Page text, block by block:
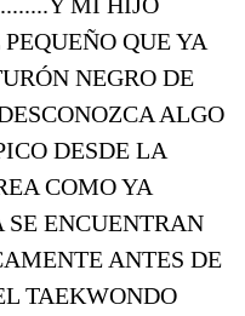
QUE YA
NEGRO DE
ALGO
DESDE LA
COMO YA
SE ENCUENTRAN
ANTES DE
TAEKWONDO